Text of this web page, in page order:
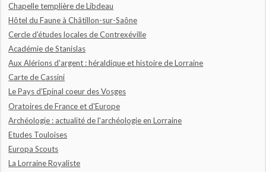
Chapelle templière de Libdeau
Hôtel du Faune à Châtillon-sur-Saône
Cercle d'études locales de Contrexéville
Académie de Stanislas
Aux Alérions d'argent : héraldique et histoire de Lorraine
Carte de Cassini
Le Pays d'Epinal coeur des Vosges
Oratoires de France et d'Europe
Archéologie : actualité de l'archéologie en Lorraine
Etudes Touloises
Europa Scouts
La Lorraine Royaliste